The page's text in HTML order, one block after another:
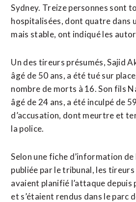
Sydney. Treize personnes sont
hospitalisées, dont quatre dans
mais stable, ont indiqué les
Un des tireurs présumés, Sajid
âgé de 50 ans, a été tué sur
nombre de morts à 16. Son fils
âgé de 24 ans, a été inculpé de
d’accusation, dont meurtre et
la police.
Selon une fiche d’information de
publiée par le tribunal, les tireurs
avaient planifié l’attaque depuis
et s’étaient rendus dans le parc